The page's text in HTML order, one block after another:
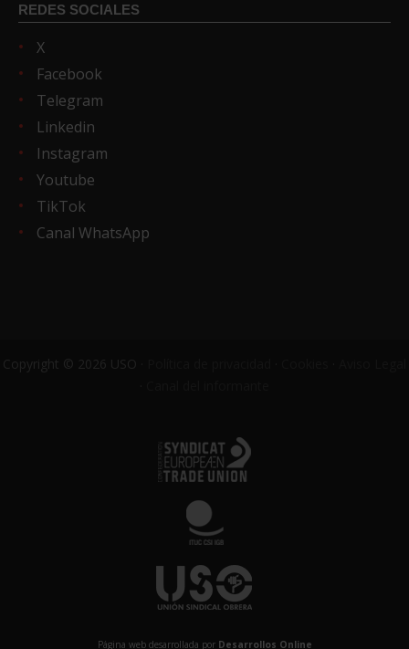
REDES SOCIALES
X
Facebook
Telegram
Linkedin
Instagram
Youtube
TikTok
Canal WhatsApp
Copyright © 2026 USO ·
Página web desarrollada por Desarrollos Online